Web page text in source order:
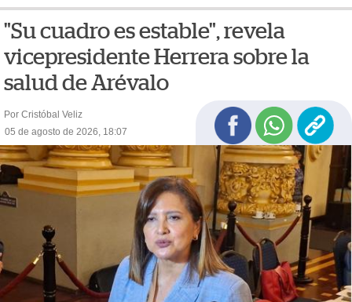
"Su cuadro es estable", revela
vicepresidente Herrera sobre la
salud de Arévalo
Por Cristóbal Veliz
05 de agosto de 2026, 18:07